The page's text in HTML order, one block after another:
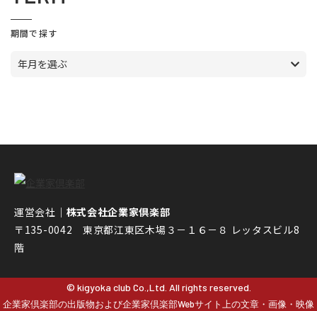
期間で探す
年月を選ぶ
運営会社｜ 株式会社企業家倶楽部
〒135-0042 東京都江東区木場３－１６－８ レッタスビル8
階
© kigyoka club Co.,Ltd. All rights reserved.
企業家倶楽部の出版物および企業家倶楽部Webサイト上の文章・画像・映像